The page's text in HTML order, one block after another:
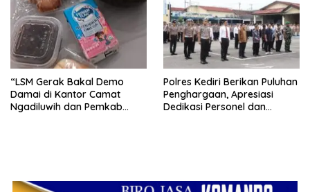
“LSM Gerak Bakal Demo
Damai di Kantor Camat
Ngadiluwih dan Pemkab
Polres Kediri Berikan Puluhan
Penghargaan, Apresiasi
Dedikasi Personel dan